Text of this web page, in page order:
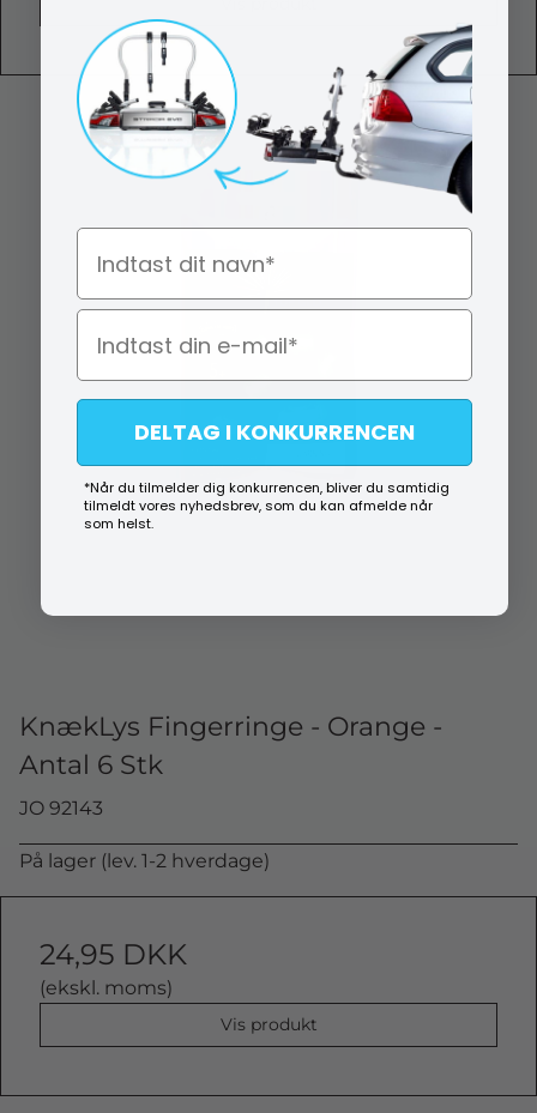
KnækLys Fingerringe - Orange -
Antal 6 Stk
JO 92143
På lager (lev. 1-2 hverdage)
24,95 DKK
(ekskl. moms)
Vis produkt
DELTAG I KONKURRENCEN
*Når du tilmelder dig konkurrencen, bliver du samtidig
tilmeldt vores nyhedsbrev, som du kan afmelde når
som helst.